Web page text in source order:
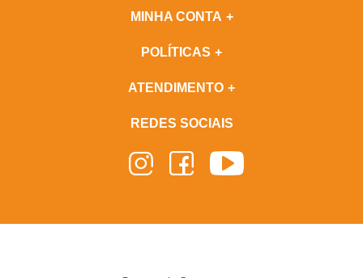
MINHA CONTA
POLÍTICAS
ATENDIMENTO
REDES SOCIAIS